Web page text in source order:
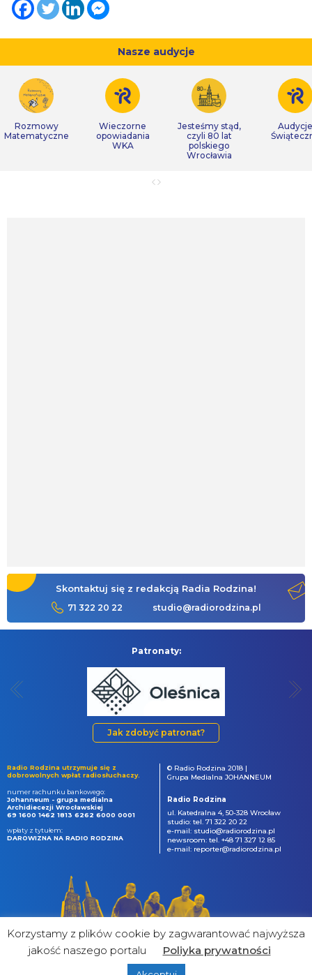
Nasze audycje
Rozmowy
Matematyczne
Wieczorne
opowiadania
WKA
Jesteśmy stąd,
czyli 80 lat
polskiego
Wrocławia
Audycje
Skontaktuj się z redakcją Radia Rodzina!
71 322 20 22 studio@radiorodzina.pl
Patronaty:
Jak zdobyć patronat?
Radio Rodzina utrzymuje się z
dobrowolnych wpłat radiosłuchaczy.
numer rachunku bankowego:
Johanneum - grupa medialna
Archidiecezji Wrocławskiej
69 1600 1462 1813 6262 6000 0001
wpłaty z tytułem:
DAROWIZNA NA RADIO RODZINA
© Radio Rodzina 2018 |
Grupa Medialna JOHANNEUM
Radio Rodzina
ul. Katedralna 4, 50-328 Wrocław
studio: tel. 71 322 20 22
e-mail: studio@radiorodzina.pl
newsroom: tel. +48 71 327 12 85
e-mail: reporter@radiorodzina.pl
Korzystamy z plików cookie by zagwarantować najwyższa
jakość naszego portalu
Poliyka prywatności